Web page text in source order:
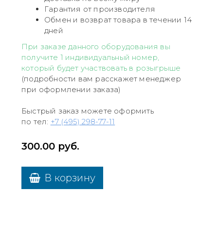
Гарантия от производителя
Обмен и возврат товара в течении 14
дней
При заказе данного оборудования вы
получите 1 индивидуальный номер,
который будет участвовать в розыгрыше
(подробности вам расскажет менеджер
при оформлении заказа)
Быстрый заказ можете оформить
по тел: +7 (495) 298-77-11
300.00 руб.
В корзину